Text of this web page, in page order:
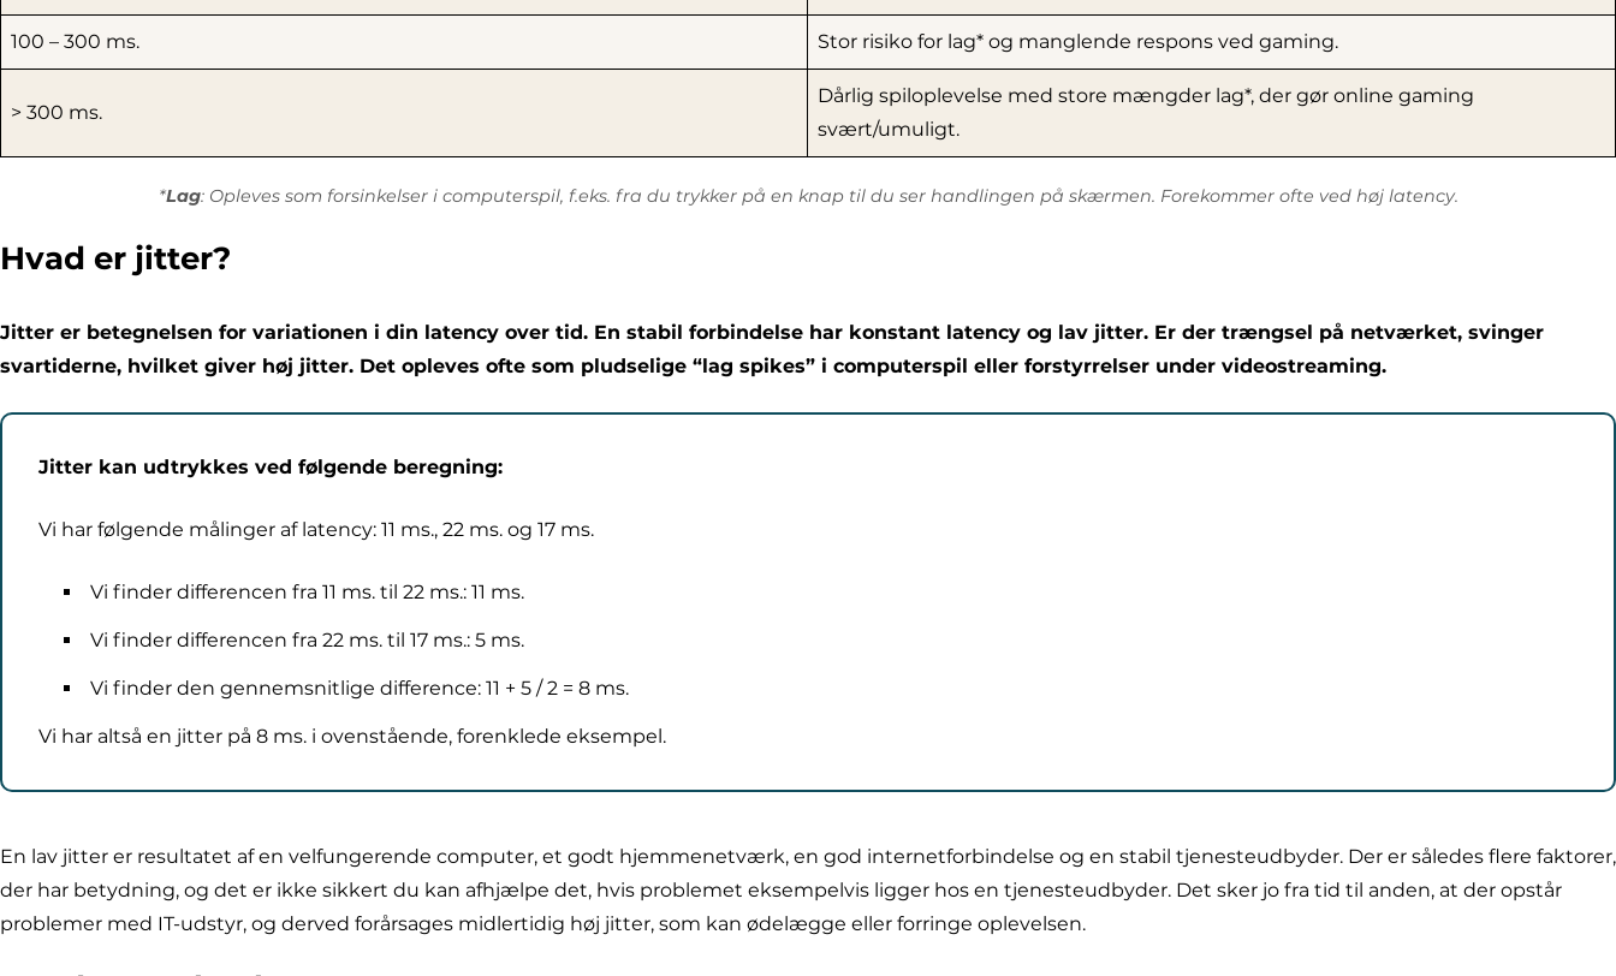
100 – 300 ms. Stor risiko for lag* og manglende respons ved gaming.
> 300 ms.
Dårlig spiloplevelse med store mængder lag*, der gør online gaming
svært/umuligt.
*Lag: Opleves som forsinkelser i computerspil, f.eks. fra du trykker på en knap til du ser handlingen på skærmen. Forekommer ofte ved høj latency.
Hvad er jitter?
Jitter er betegnelsen for variationen i din latency over tid. En stabil forbindelse har konstant latency og lav jitter. Er der trængsel på netværket, svinger
svartiderne, hvilket giver høj jitter. Det opleves ofte som pludselige “lag spikes” i computerspil eller forstyrrelser under videostreaming.
Jitter kan udtrykkes ved følgende beregning:
Vi har følgende målinger af latency: 11 ms., 22 ms. og 17 ms.
Vi finder differencen fra 11 ms. til 22 ms.: 11 ms.
Vi finder differencen fra 22 ms. til 17 ms.: 5 ms.
Vi finder den gennemsnitlige difference: 11 + 5 / 2 = 8 ms.
Vi har altså en jitter på 8 ms. i ovenstående, forenklede eksempel.
En lav jitter er resultatet af en velfungerende computer, et godt hjemmenetværk, en god internetforbindelse og en stabil tjenesteudbyder. Der er således flere faktorer,
der har betydning, og det er ikke sikkert du kan afhjælpe det, hvis problemet eksempelvis ligger hos en tjenesteudbyder. Det sker jo fra tid til anden, at der opstår
problemer med IT-udstyr, og derved forårsages midlertidig høj jitter, som kan ødelægge eller forringe oplevelsen.